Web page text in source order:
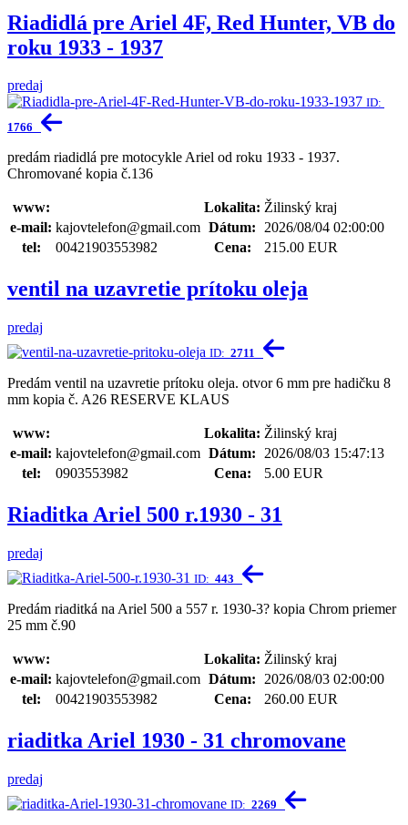
Riadidlá pre Ariel 4F, Red Hunter, VB do
roku 1933 - 1937
predaj
ID:
1766
predám riadidlá pre motocykle Ariel od roku 1933 - 1937.
Chromované kopia č.136
www: Lokalita: Žilinský kraj
e-mail: kajovtelefon@gmail.com Dátum: 2026/08/04 02:00:00
tel:
00421903553982 Cena: 215.00 EUR
ventil na uzavretie prítoku oleja
predaj
ID: 2711
Predám ventil na uzavretie prítoku oleja. otvor 6 mm pre hadičku 8
mm kopia č. A26 RESERVE KLAUS
www: Lokalita: Žilinský kraj
e-mail: kajovtelefon@gmail.com Dátum:
2026/08/03 15:47:13
tel:
0903553982 Cena: 5.00 EUR
Riaditka Ariel 500 r.1930 - 31
predaj
ID: 443
Predám riaditká na Ariel 500 a 557 r. 1930-3? kopia Chrom priemer
25 mm č.90
www: Lokalita: Žilinský kraj
e-mail: kajovtelefon@gmail.com Dátum:
2026/08/03 02:00:00
tel:
00421903553982 Cena: 260.00 EUR
riaditka Ariel 1930 - 31 chromovane
predaj
ID: 2269